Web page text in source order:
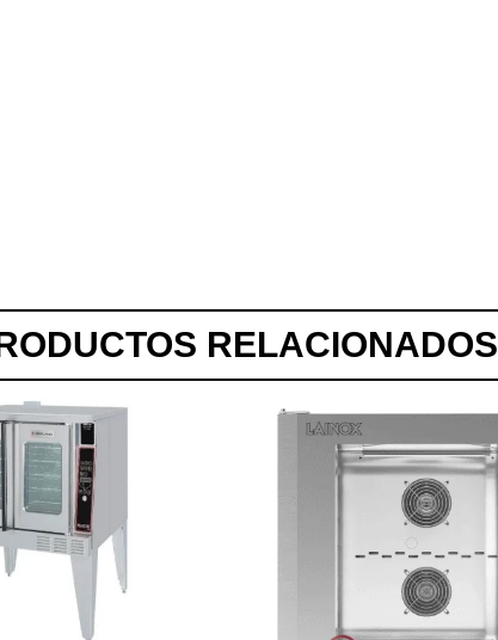
RELACIONADOS